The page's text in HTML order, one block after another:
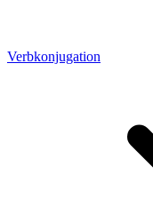
Verbkonjugation